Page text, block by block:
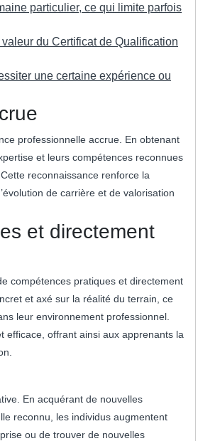
particulier, ce qui limite parfois
du Certificat de Qualification
une certaine expérience ou
professionnelle accrue. En obtenant
et leurs compétences reconnues
reconnaissance renforce la
de carrière et de valorisation
et directement
compétences pratiques et directement
et axé sur la réalité du terrain, ce
leur environnement professionnel.
efficace, offrant ainsi aux apprenants la
En acquérant de nouvelles
reconnu, les individus augmentent
ou de trouver de nouvelles